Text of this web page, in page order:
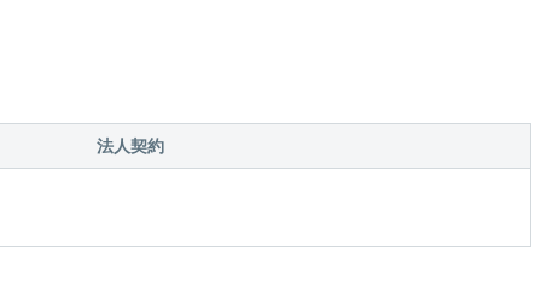
法人契約